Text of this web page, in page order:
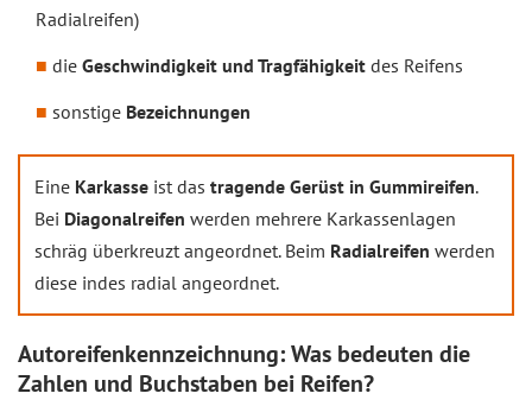
Radialreifen)
die Geschwindigkeit und Tragfähigkeit des Reifens
sonstige Bezeichnungen
Eine Karkasse ist das tragende Gerüst in Gummireifen.
Bei Diagonalreifen werden mehrere Karkassenlagen
schräg überkreuzt angeordnet. Beim Radialreifen werden
diese indes radial angeordnet.
Autoreifenkennzeichnung: Was bedeuten die
Zahlen und Buchstaben bei Reifen?